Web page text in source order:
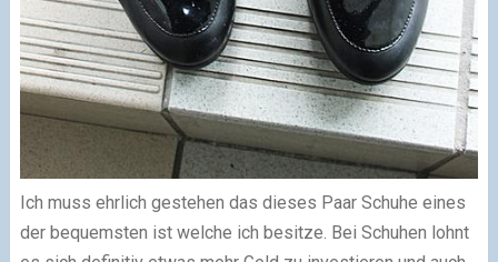
Ich muss ehrlich gestehen das dieses Paar Schuhe eines
der bequemsten ist welche ich besitze. Bei Schuhen lohnt